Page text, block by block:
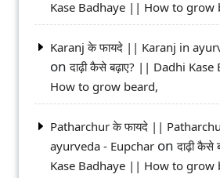
Kase Badhaye || How to grow
Karanj के फायदे || Karanj in
onदाढ़ी कैसे बढ़ाए? || Dadhi
How to grow beard,
Patharchur के फायदे ||
ayurveda - Eupchar onदाढ़ी
Kase Badhaye || How to grow